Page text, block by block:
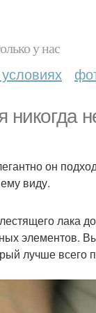
у нас
никогда
он
виду.
лака
элементов.
лучше всего